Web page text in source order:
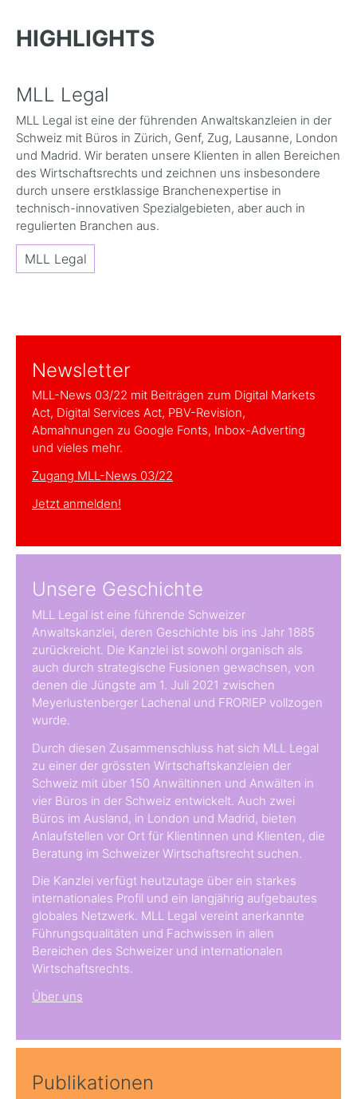
HIGHLIGHTS
MLL Legal
MLL Legal ist eine der führenden Anwaltskanzleien in der
Schweiz mit Büros in Zürich, Genf, Zug, Lausanne, London
und Madrid. Wir beraten unsere Klienten in allen Bereichen
des Wirtschaftsrechts und zeichnen uns insbesondere
durch unsere erstklassige Branchenexpertise in
technisch-innovativen Spezialgebieten, aber auch in
regulierten Branchen aus.
MLL Legal
Newsletter
MLL-News 03/22 mit Beiträgen zum Digital Markets
Act, Digital Services Act, PBV-Revision,
Abmahnungen zu Google Fonts, Inbox-Adverting
und vieles mehr.
Zugang MLL-News 03/22
Jetzt anmelden!
Unsere Geschichte
MLL Legal ist eine führende Schweizer
Anwaltskanzlei, deren Geschichte bis ins Jahr 1885
zurückreicht. Die Kanzlei ist sowohl organisch als
auch durch strategische Fusionen gewachsen, von
denen die Jüngste am 1. Juli 2021 zwischen
Meyerlustenberger Lachenal und FRORIEP vollzogen
wurde.
Durch diesen Zusammenschluss hat sich MLL Legal
zu einer der grössten Wirtschaftskanzleien der
Schweiz mit über 150 Anwältinnen und Anwälten in
vier Büros in der Schweiz entwickelt. Auch zwei
Büros im Ausland, in London und Madrid, bieten
Anlaufstellen vor Ort für Klientinnen und Klienten, die
Beratung im Schweizer Wirtschaftsrecht suchen.
Die Kanzlei verfügt heutzutage über ein starkes
internationales Profil und ein langjährig aufgebautes
globales Netzwerk. MLL Legal vereint anerkannte
Führungsqualitäten und Fachwissen in allen
Bereichen des Schweizer und internationalen
Wirtschaftsrechts.
Über uns
Publikationen